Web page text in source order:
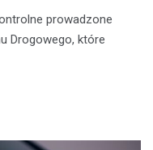
prowadzone
Drogowego, które